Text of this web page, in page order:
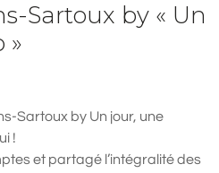
Sartoux by « Un
»
Sartoux by Un jour, une
!
et partagé l’intégralité des